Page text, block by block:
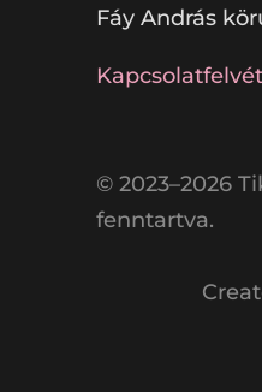
Fáy András
© 2023–2026
fenntartva.